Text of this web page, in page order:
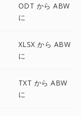
ODT から ABW
に
XLSX から ABW
に
TXT から ABW
に